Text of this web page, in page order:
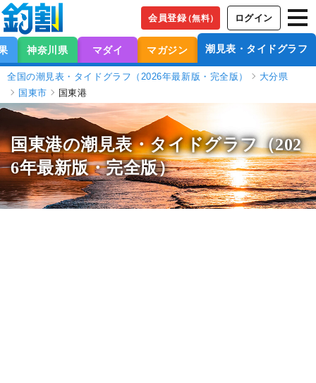
会員登録（無料） ログイン
神奈川県 マダイ マガジン 潮見表・タイドグラフ
全国の潮見表・タイドグラフ（2026年最新版・完全版）
大分県
国東市
国東港
国東港の潮見表・タイドグラフ（202
6年最新版・完全版）